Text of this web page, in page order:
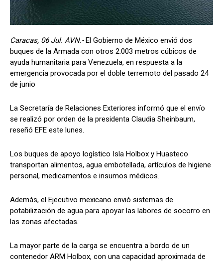
Caracas, 06 Jul. AVN.-El Gobierno de México envió dos
buques de la Armada con otros 2.003 metros cúbicos de
ayuda humanitaria para Venezuela, en respuesta a la
emergencia provocada por el doble terremoto del pasado 24
de junio
La Secretaría de Relaciones Exteriores informó que el envío
se realizó por orden de la presidenta Claudia Sheinbaum,
reseñó EFE este lunes.
Los buques de apoyo logístico Isla Holbox y Huasteco
transportan alimentos, agua embotellada, artículos de higiene
personal, medicamentos e insumos médicos.
Además, el Ejecutivo mexicano envió sistemas de
potabilización de agua para apoyar las labores de socorro en
las zonas afectadas.
La mayor parte de la carga se encuentra a bordo de un
contenedor ARM Holbox, con una capacidad aproximada de